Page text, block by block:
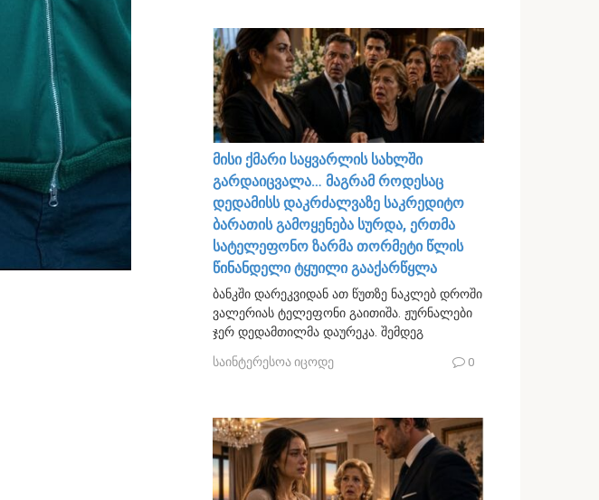
მისი ქმარი საყვარლის სახლში
გარდაიცვალა… მაგრამ როდესაც
დედამისს დაკრძალვაზე საკრედიტო
ბარათის გამოყენება სურდა, ერთმა
სატელეფონო ზარმა თორმეტი წლის
წინანდელი ტყუილი გააქარწყლა
ბანკში დარეკვიდან ათ წუთზე ნაკლებ დროში
ვალერიას ტელეფონი გაითიშა. ჟურნალები
ჯერ დედამთილმა დაურეკა. შემდეგ
საინტერესოა იცოდე 0